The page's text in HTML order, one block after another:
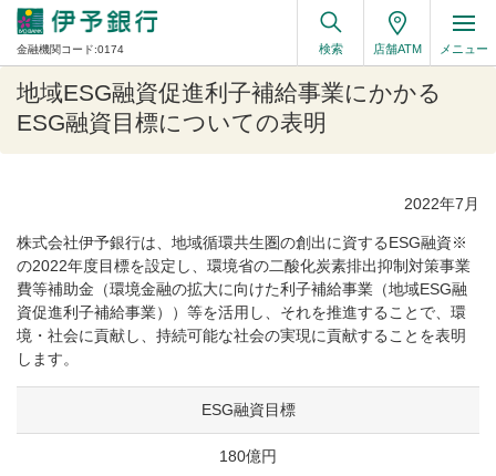
金融機関コード:0174 検索 店舗ATM メニュー
地域ESG融資促進利子補給事業にかかる
ESG融資目標についての表明
2022年7月
株式会社伊予銀行は、地域循環共生圏の創出に資するESG融資※
の2022年度目標を設定し、環境省の二酸化炭素排出抑制対策事業
費等補助金（環境金融の拡大に向けた利子補給事業（地域ESG融
資促進利子補給事業））等を活用し、それを推進することで、環
境・社会に貢献し、持続可能な社会の実現に貢献することを表明
します。
ESG融資目標
180億円